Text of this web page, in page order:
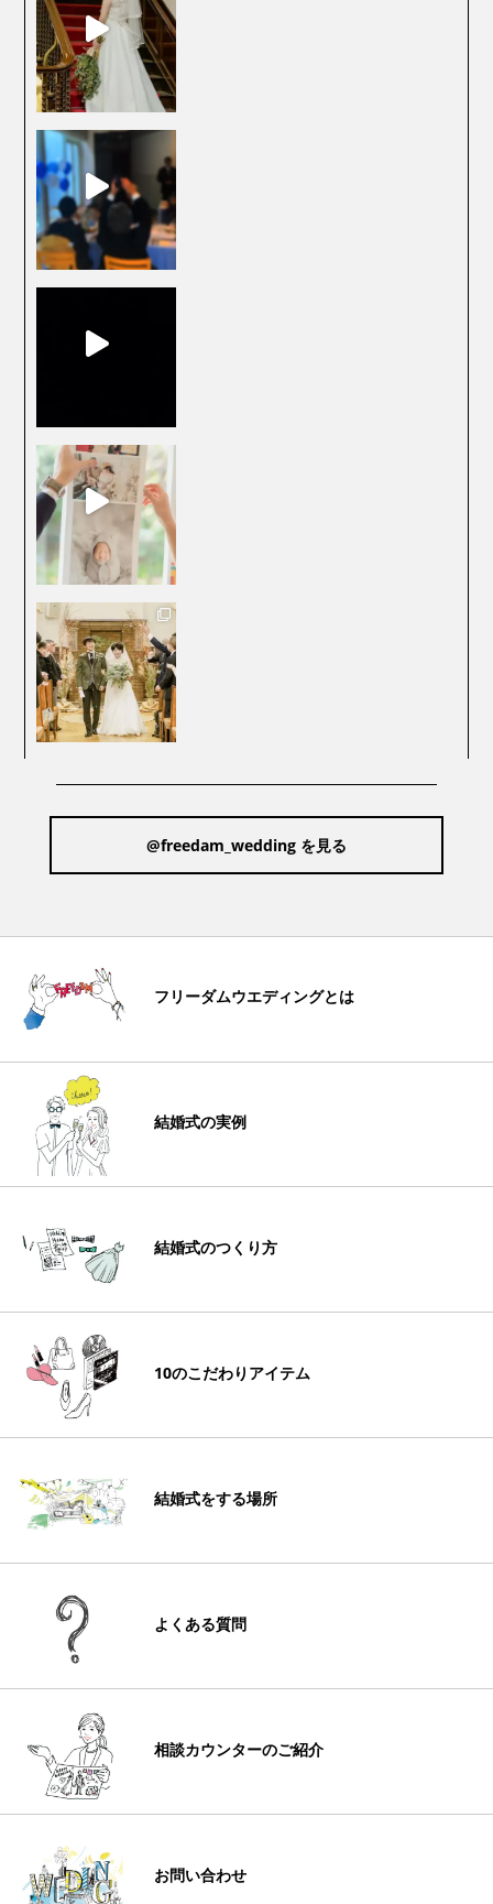
@freedam_wedding を見る
フリーダムウエディングとは
結婚式の実例
結婚式のつくり方
10のこだわりアイテム
結婚式をする場所
よくある質問
相談カウンターのご紹介
お問い合わせ